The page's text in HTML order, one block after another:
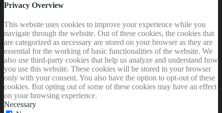
Privacy Overview
This website uses cookies to improve your experience while you
navigate through the website. Out of these cookies, the cookies that
are categorized as necessary are stored on your browser as they are
essential for the working of basic functionalities of the website. We
also use third-party cookies that help us analyze and understand how
you use this website. These cookies will be stored in your browser
only with your consent. You also have the option to opt-out of these
cookies. But opting out of some of these cookies may have an effect
on your browsing experience.
Necessary